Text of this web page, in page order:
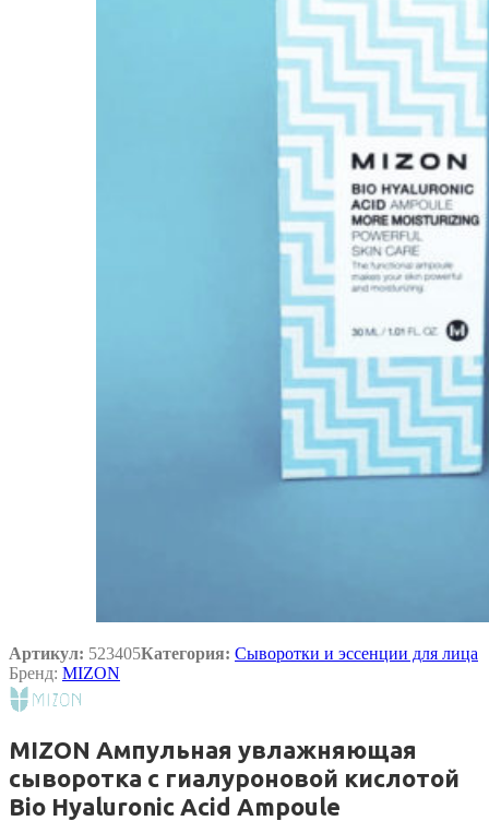
Артикул: 523405Категория: Сыворотки и эссенции для лица
Бренд: MIZON
MIZON Ампульная увлажняющая
сыворотка с гиалуроновой кислотой
Bio Hyaluronic Acid Ampoule